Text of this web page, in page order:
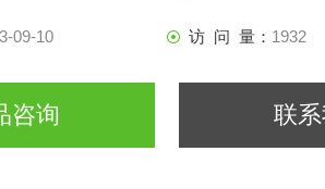
09-10 访 问 量： 1932
咨询 联